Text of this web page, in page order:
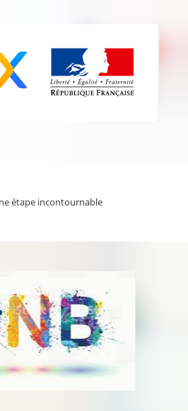
étape incontournable